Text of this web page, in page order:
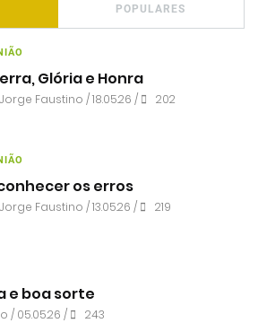
POPULARES
Glória e Honra
Jorge Faustino / 18.05.26 / 202
os erros
Jorge Faustino / 13.05.26 / 219
e boa sorte
/ 05.05.26 / 243